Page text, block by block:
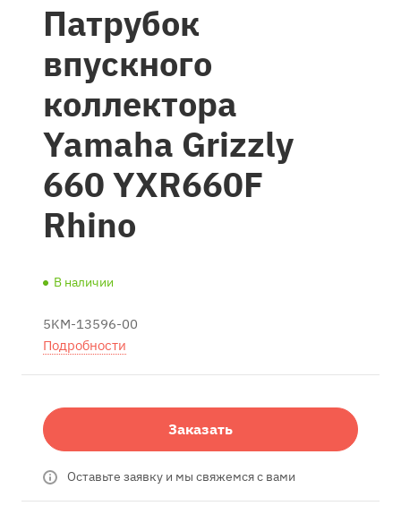
Патрубок
впускного
коллектора
Yamaha Grizzly
660 YXR660F
Rhino
В наличии
5KM-13596-00
Подробности
Заказать
Оставьте заявку и мы свяжемся с вами